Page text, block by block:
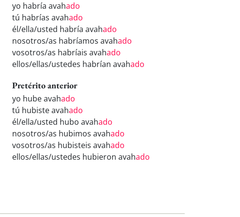
yo habría avahado
tú habrías avahado
él/ella/usted habría avahado
nosotros/as habríamos avahado
vosotros/as habríais avahado
ellos/ellas/ustedes habrían avahado
Pretérito anterior
yo hube avahado
tú hubiste avahado
él/ella/usted hubo avahado
nosotros/as hubimos avahado
vosotros/as hubisteis avahado
ellos/ellas/ustedes hubieron avahado